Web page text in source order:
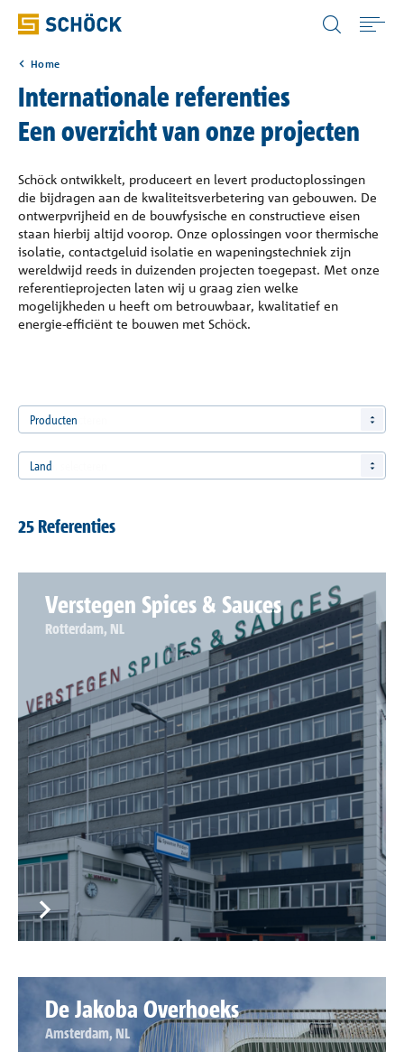
Toepassingen
Producten
Digitale oplossingen
Downloads
Referenties
Onderneming
Contact
Netherlands (NL) Nederlands
Home
Internationale referenties
Een overzicht van onze projecten
Schöck ontwikkelt, produceert en levert productoplossingen
die bijdragen aan de kwaliteitsverbetering van gebouwen. De
ontwerpvrijheid en de bouwfysische en constructieve eisen
staan hierbij altijd voorop. Onze oplossingen voor thermische
isolatie, contactgeluid isolatie en wapeningstechniek zijn
wereldwijd reeds in duizenden projecten toegepast. Met onze
referentieprojecten laten wij u graag zien welke
mogelijkheden u heeft om betrouwbaar, kwalitatief en
energie-efficiënt te bouwen met Schöck.
Producten
Land
25 Referenties
Verstegen Spices & Sauces
Rotterdam, NL
De Jakoba Overhoeks
Amsterdam, NL